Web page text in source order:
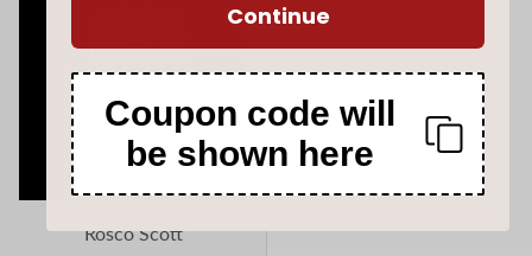
Rosco Scott
Continue
Coupon code will
be shown here